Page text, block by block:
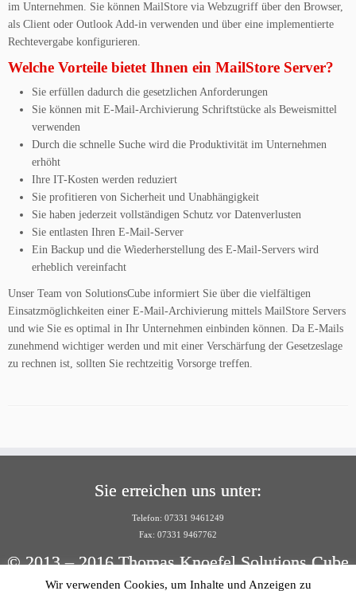
im Unternehmen. Sie können MailStore via Webzugriff über den Browser,
als Client oder Outlook Add-in verwenden und über eine implementierte
Rechtevergabe konfigurieren.
Welche Vorteile bietet Ihnen ein MailStore Server?
Sie erfüllen dadurch die gesetzlichen Anforderungen
Sie können mit E-Mail-Archivierung Schriftstücke als Beweismittel
verwenden
Durch die schnelle Suche wird die Produktivität im Unternehmen
erhöht
Ihre IT-Kosten werden reduziert
Sie profitieren von Sicherheit und Unabhängigkeit
Sie haben jederzeit vollständigen Schutz vor Datenverlusten
Sie entlasten Ihren E-Mail-Server
Ein Backup und die Wiederherstellung des E-Mail-Servers wird
erheblich vereinfacht
Unser Team von SolutionsCube informiert Sie über die vielfältigen
Einsatzmöglichkeiten einer E-Mail-Archivierung mittels MailStore Servers
und wie Sie es optimal in Ihr Unternehmen einbinden können. Da E-Mails
zunehmend wichtiger werden und mit einer Verschärfung der Gesetzeslage
zu rechnen ist, sollten Sie rechtzeitig Vorsorge treffen.
Sie erreichen uns unter:
Telefon: 07331 9461249
Fax: 07331 9467762
© 2013 – 2016 Thomas Knoefel Solutions Cube
Wir verwenden Cookies, um Inhalte und Anzeigen zu